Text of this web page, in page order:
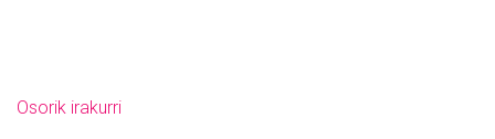
Osorik irakurri